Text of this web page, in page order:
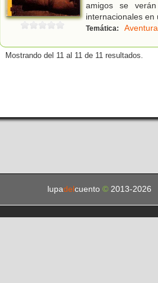
amigos se
internacionales en
Temática:
Mostrando del 11 al 11 de 11 resultados.
lupadel cuento © 2013-2026